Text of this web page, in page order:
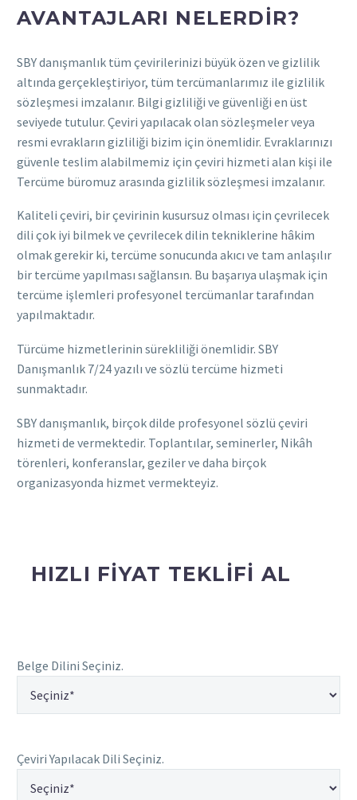
AVANTAJLARI NELERDIR?
SBY danışmanlık tüm çevirilerinizi büyük özen ve gizlilik
altında gerçekleştiriyor, tüm tercümanlarımız ile gizlilik
sözleşmesi imzalanır. Bilgi gizliliği ve güvenliği en üst
seviyede tutulur. Çeviri yapılacak olan sözleşmeler veya
resmi evrakların gizliliği bizim için önemlidir. Evraklarınızı
güvenle teslim alabilmemiz için çeviri hizmeti alan kişi ile
Tercüme büromuz arasında gizlilik sözleşmesi imzalanır.
Kaliteli çeviri, bir çevirinin kusursuz olması için çevrilecek
dili çok iyi bilmek ve çevrilecek dilin tekniklerine hâkim
olmak gerekir ki, tercüme sonucunda akıcı ve tam anlaşılır
bir tercüme yapılması sağlansın. Bu başarıya ulaşmak için
tercüme işlemleri profesyonel tercümanlar tarafından
yapılmaktadır.
Türcüme hizmetlerinin sürekliliği önemlidir. SBY
Danışmanlık 7/24 yazılı ve sözlü tercüme hizmeti
sunmaktadır.
SBY danışmanlık, birçok dilde profesyonel sözlü çeviri
hizmeti de vermektedir. Toplantılar, seminerler, Nikâh
törenleri, konferanslar, geziler ve daha birçok
organizasyonda hizmet vermekteyiz.
HIZLI FİYAT TEKLİFİ AL
Belge Dilini Seçiniz.
Çeviri Yapılacak Dili Seçiniz.